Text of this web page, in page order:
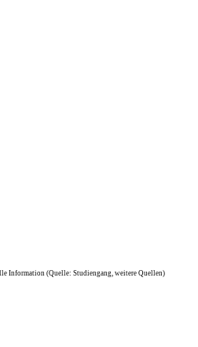
Information (Quelle: Studiengang, weitere Quellen)